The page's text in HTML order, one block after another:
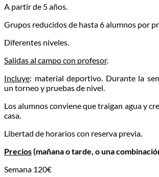
A partir de 5 años.
Grupos reducidos de hasta 6 alumnos por
Diferentes niveles.
Salidas al campo con profesor.
Incluye: material deportivo. Durante la
un torneo y pruebas de nivel.
Los alumnos conviene que traigan agua y
casa.
Libertad de horarios con reserva previa.
Precios(mañana o tarde, o una
Semana 120€